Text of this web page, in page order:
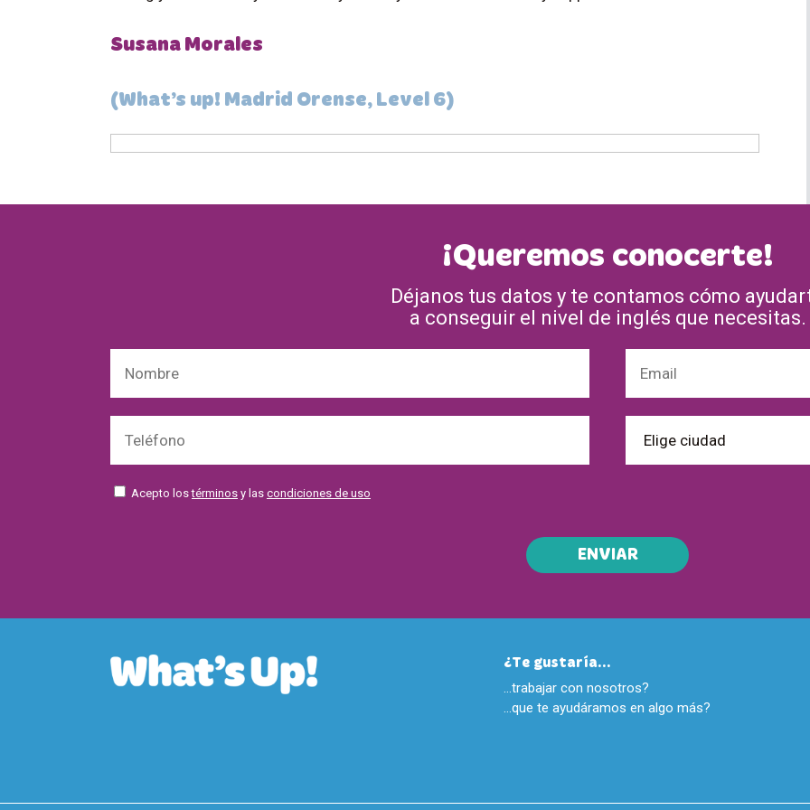
Susana Morales
(What’s up! Madrid Orense, Level 6)
¡Queremos conocerte!
Déjanos tus datos y te contamos cómo
a conseguir el nivel de inglés que necesitas.
Acepto lostérminos y las condiciones de uso
ENVIAR
¿Te gustaría...
…trabajar con nosotros?
…que te ayudáramos en algo más?